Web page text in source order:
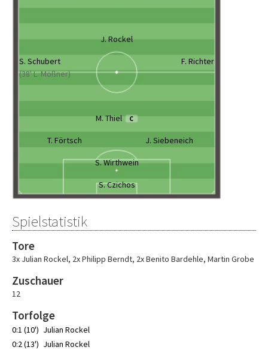
J. Rockel
S. Schubert
(38' L. Mößner)
F. Richter
M. Thiel C
T. Förtsch J. Siebeneich
S. Wirthwein
S. Czichos
Spielstatistik
Tore
3x Julian Rockel, 2x Philipp Berndt, 2x Benito Bardehle, Martin Grobe
Zuschauer
12
Torfolge
0:1 (10') Julian Rockel
0:2 (13') Julian Rockel